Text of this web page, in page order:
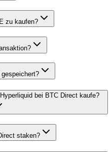
zu kaufen?
bei BTC Direct kaufe?
staken?